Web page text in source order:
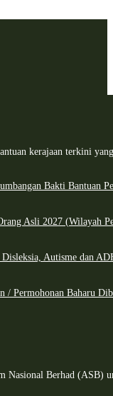
kerajaan terkini
Bakti Bantuan
Asli 2027 (Wilayah
Autisme dan
/ Permohonan Baharu
Nasional Berhad (ASB)